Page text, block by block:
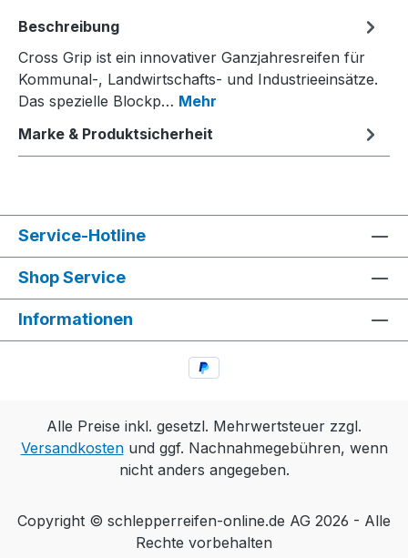
Beschreibung
Cross Grip ist ein innovativer Ganzjahresreifen für
Kommunal-, Landwirtschafts- und Industrieeinsätze.
Das spezielle Blockp… Mehr
Marke & Produktsicherheit
Service-Hotline
Shop Service
Informationen
Alle Preise inkl. gesetzl. Mehrwertsteuer zzgl.
Versandkostenund ggf. Nachnahmegebühren, wenn
nicht anders angegeben.
Copyright © schlepperreifen-online.de AG 2026 - Alle
Rechte vorbehalten